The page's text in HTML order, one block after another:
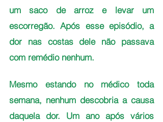
um saco de arroz e levar um
escorregão. Após esse episódio, a
dor nas costas dele não passava
com remédio nenhum.
Mesmo estando no médico toda
semana, nenhum descobria a causa
daquela dor. Um ano após vários